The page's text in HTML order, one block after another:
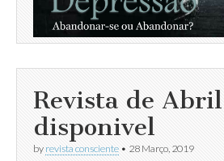
Revista de
disponivel
by revista consciente • 28 Março, 2019